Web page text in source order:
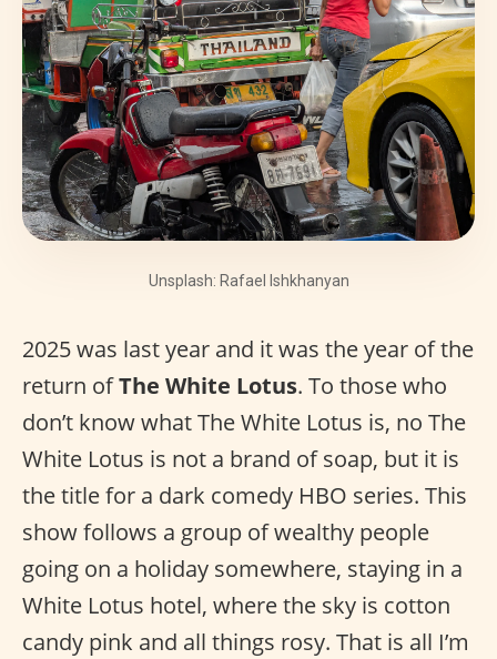
Unsplash: Rafael Ishkhanyan
2025 was last year and it was the year of the
return ofThe White Lotus. To those who
don’t know what The White Lotus is, no The
White Lotus is not a brand of soap, but it is
the title for a dark comedy HBO series. This
show follows a group of wealthy people
going on a holiday somewhere, staying in a
White Lotus hotel, where the sky is cotton
candy pink and all things rosy. That is all I’m